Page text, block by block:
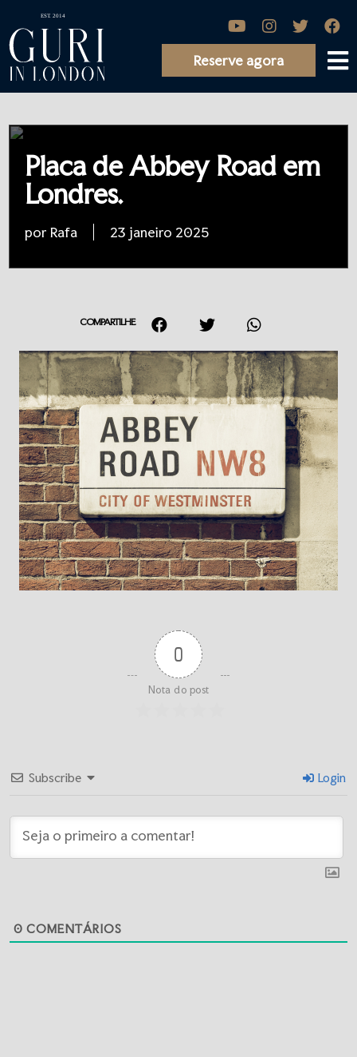
Reserve agora
Placa de Abbey Road em
Londres.
por Rafa 23 janeiro 2025
COMPARTILHE
0
Nota do post
Subscribe Login
0 COMENTÁRIOS